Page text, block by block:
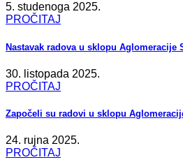
5. studenoga 2025.
PROČITAJ
Nastavak radova u sklopu Aglomeracije
30. listopada 2025.
PROČITAJ
Započeli su radovi u sklopu
24. rujna 2025.
PROČITAJ